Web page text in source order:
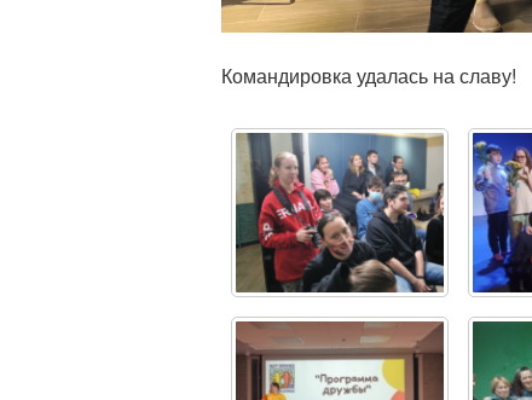
Командировка удалась на славу!